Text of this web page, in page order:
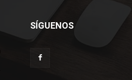
SÍGUENOS